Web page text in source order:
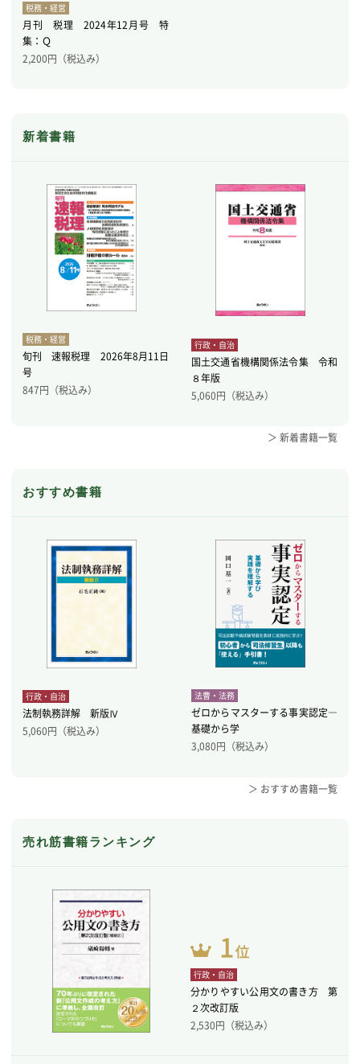
税務・経営
月刊 税理 2024年12月号 特
集：Ｑ
2,200円（税込み）
新着書籍
税務・経営
旬刊 速報税理 2026年8月11日
号
847円（税込み）
行政・自治
国土交通省機構関係法令集 令和
８年版
5,060円（税込み）
＞ 新着書籍一覧
おすすめ書籍
行政・自治
法制執務詳解 新版Ⅳ
5,060円（税込み）
法曹・法務
ゼロからマスターする事実認定―
基礎から学
3,080円（税込み）
＞ おすすめ書籍一覧
売れ筋書籍ランキング
行政・自治
分かりやすい公用文の書き方 第
２次改訂版
2,530円（税込み）